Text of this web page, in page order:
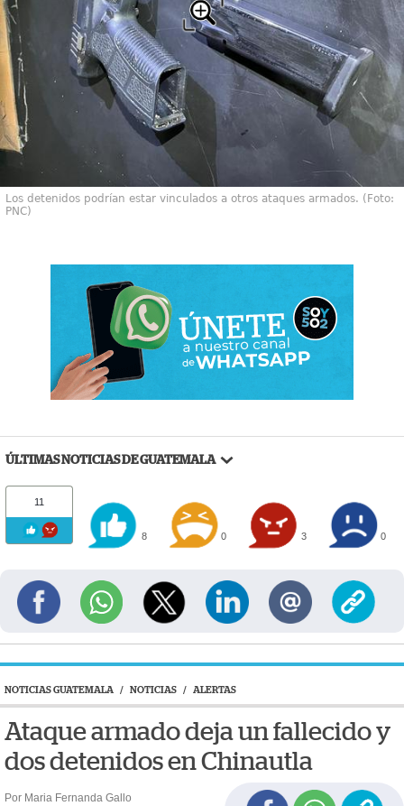
Los detenidos podrían estar vinculados a otros ataques armados. (Foto:
PNC)
ÚLTIMAS NOTICIAS DE GUATEMALA
11
8 0 3 0
NOTICIAS GUATEMALA / NOTICIAS / ALERTAS
Ataque armado deja un fallecido y
dos detenidos en Chinautla
Por Maria Fernanda Gallo